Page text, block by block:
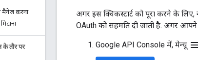
मैनेज करना
तौर पर
अगर इस क्विकस्टार्ट को पूरा करने के लिए,
OAuth को सहमति दी जाती है. अगर
Google API Console में, मेन्यू